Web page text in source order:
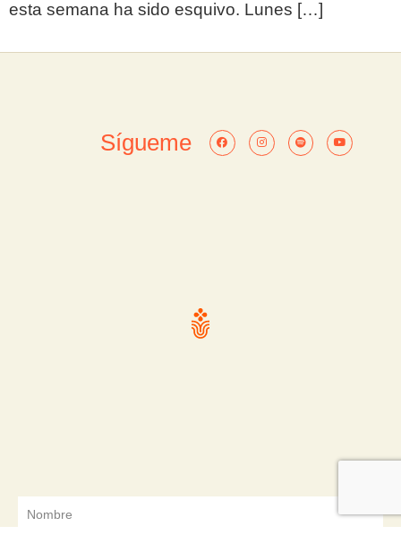
esta semana ha sido esquivo. Lunes […]
Sígueme